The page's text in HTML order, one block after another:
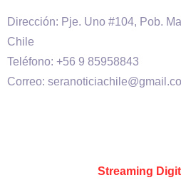
Dirección: Pje. Uno #104, Pob.
Chile
Teléfono: +56 9 85958843
Correo:
Streaming